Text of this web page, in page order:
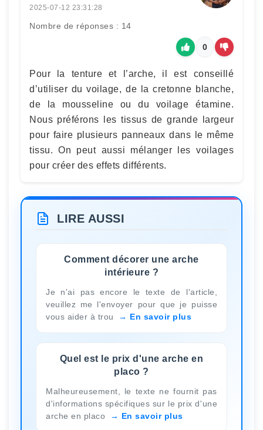
2025-07-12 23:31:28
Nombre de réponses : 14
0
Pour la tenture et l’arche, il est conseillé
d’utiliser du voilage, de la cretonne blanche,
de la mousseline ou du voilage étamine.
Nous préférons les tissus de grande largeur
pour faire plusieurs panneaux dans le même
tissu. On peut aussi mélanger les voilages
pour créer des effets différents.
LIRE AUSSI
Comment décorer une arche
intérieure ?
Je n'ai pas encore le texte de l'article,
veuillez me l'envoyer pour que je puisse
vous aider à trou
En savoir plus
Quel est le prix d'une arche en
placo ?
Malheureusement, le texte ne fournit pas
d'informations spécifiques sur le prix d'une
arche en placo
En savoir plus